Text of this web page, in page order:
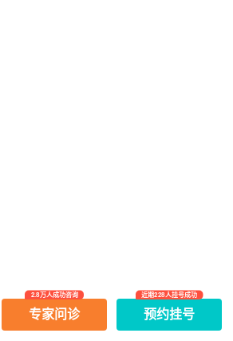
有害信息举报专区
©
中华康网 版权所有
专家问诊
2.8万人成功咨询
预约挂号
近期228人挂号成功